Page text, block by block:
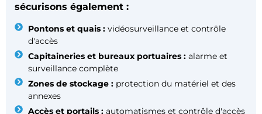
sécurisons également :
Pontons et quais : vidéosurveillance et contrôle
d'accès
Capitaineries et bureaux portuaires : alarme et
surveillance complète
Zones de stockage : protection du matériel et des
annexes
Accès et portails : automatismes et contrôle d'accès